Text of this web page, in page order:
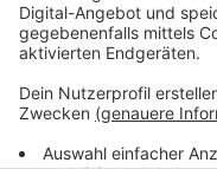
Anzeige